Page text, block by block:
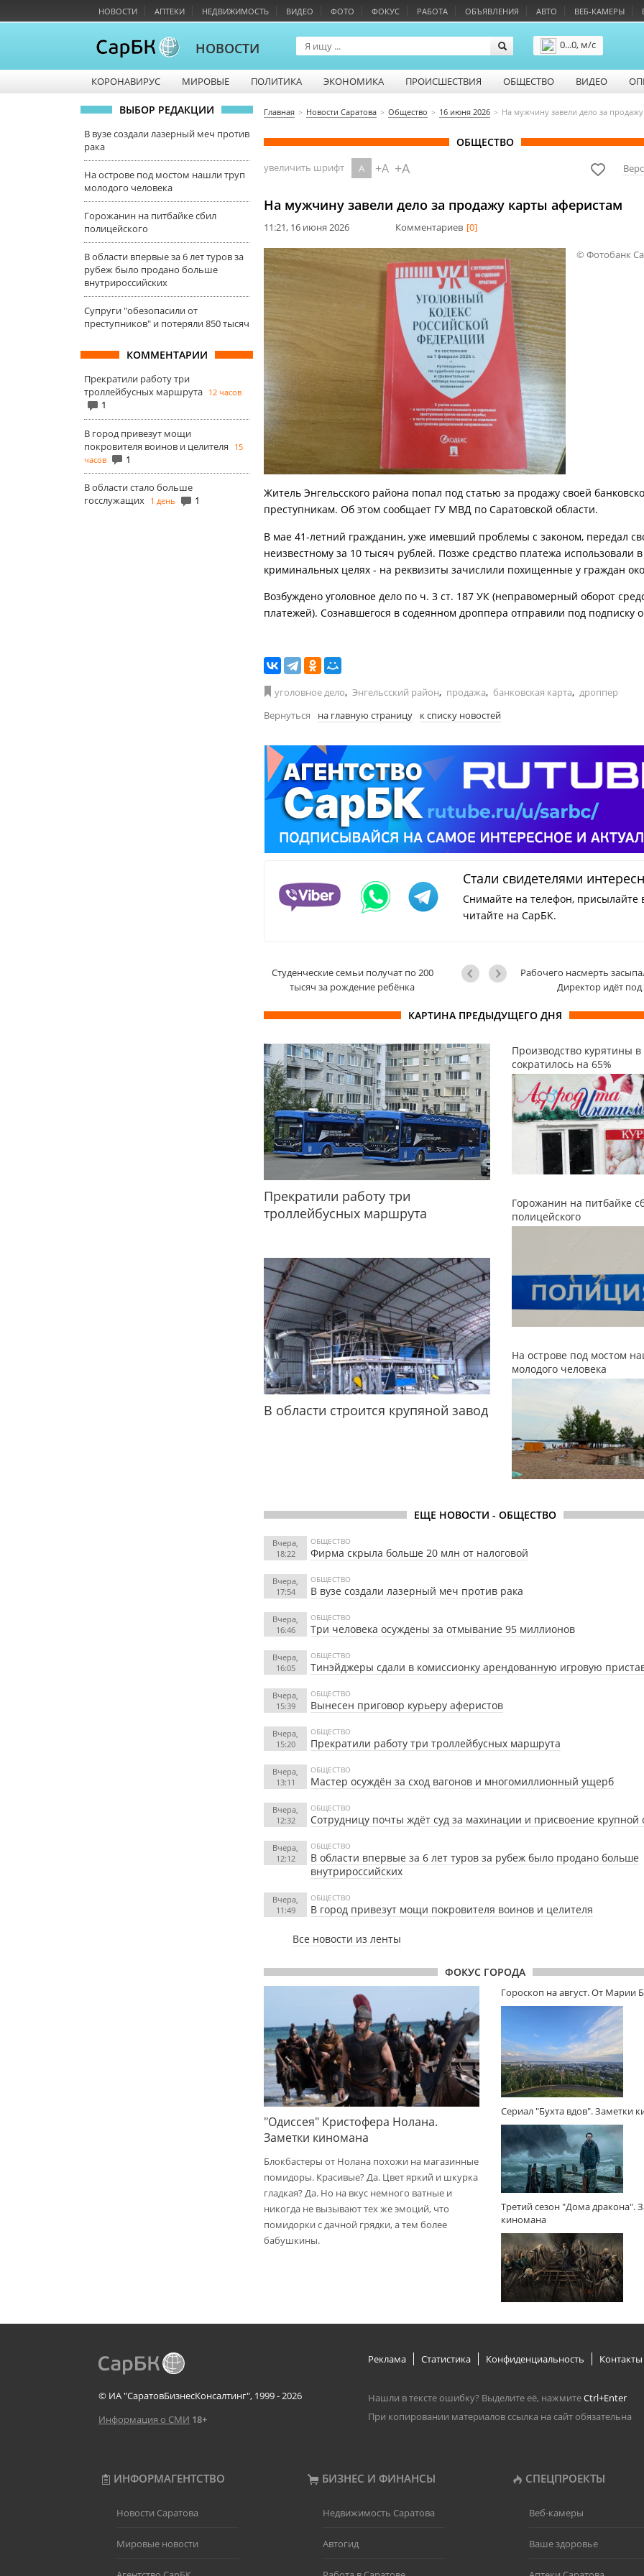
НОВОСТИ АПТЕКИ НЕДВИЖИМОСТЬ ВИДЕО ФОТО ФОКУС РАБОТА ОБЪЯВЛЕНИЯ АВТО ВЕБ-КАМЕРЫ
НОВОСТИ
0...0, м/с
КОРОНАВИРУС МИРОВЫЕ ПОЛИТИКА ЭКОНОМИКА ПРОИСШЕСТВИЯ ОБЩЕСТВО ВИДЕО
ВЫБОР РЕДАКЦИИ
В вузе создали лазерный меч против
рака
На острове под мостом нашли труп
молодого человека
Горожанин на питбайке сбил
полицейского
В области впервые за 6 лет туров за
рубеж было продано больше
внутрироссийских
Супруги "обезопасили от
преступников" и потеряли 850 тысяч
КОММЕНТАРИИ
Прекратили работу три
троллейбусных маршрута 12 часов
1
В город привезут мощи
покровителя воинов и целителя
15
часов
1
В области стало больше
госслужащих 1 день 1
Главная Новости Саратова Общество 16 июня 2026 На мужчину завели дело за
ОБЩЕСТВО
увеличить шрифт A +A +A
На мужчину завели дело за продажу карты аферистам
11:21, 16 июня 2026 Комментариев [0]
© Фотобанк
Житель Энгельсского района попал под статью за продажу своей
преступникам. Об этом сообщает ГУ МВД по Саратовской области.
В мае 41-летний гражданин, уже имевший проблемы с законом, передал
неизвестному за 10 тысяч рублей. Позже средство платежа использовали в
криминальных целях - на реквизиты зачислили похищенные у граждан
Возбуждено уголовное дело по ч. 3 ст. 187 УК (неправомерный оборот
платежей). Сознавшегося в содеянном дроппера отправили под подписку
уголовное дело, Энгельсский район, продажа, банковская карта, дроппер
Вернуться
на главную страницу к списку новостей
Стали свидетелями
Снимайте на телефон, присылайте
читайте на СарБК.
Студенческие семьи получат по 200
тысяч за рождение ребёнка
Рабочего насмерть
Директор идёт под
КАРТИНА ПРЕДЫДУЩЕГО ДНЯ
Прекратили работу три
троллейбусных маршрута
В области строится крупяной завод
Производство курятины в
сократилось на 65%
Горожанин на питбайке
полицейского
На острове под мостом
молодого человека
ЕЩЕ НОВОСТИ - ОБЩЕСТВО
Вчера,
18:22
ОБЩЕСТВО
Фирма скрыла больше 20 млн от налоговой
Вчера,
17:54
ОБЩЕСТВО
В вузе создали лазерный меч против рака
Вчера,
16:46
ОБЩЕСТВО
Три человека осуждены за отмывание 95 миллионов
Вчера,
16:05
ОБЩЕСТВО
Тинэйджеры сдали в комиссионку арендованную игровую
Вчера,
15:39
ОБЩЕСТВО
Вынесен приговор курьеру аферистов
Вчера,
15:20
ОБЩЕСТВО
Прекратили работу три троллейбусных маршрута
Вчера,
13:11
ОБЩЕСТВО
Мастер осуждён за сход вагонов и многомиллионный ущерб
Вчера,
12:32
ОБЩЕСТВО
Сотрудницу почты ждёт суд за махинации и присвоение крупной
Вчера,
12:12
ОБЩЕСТВО
В области впервые за 6 лет туров за рубеж было продано больше
внутрироссийских
Вчера,
11:49
ОБЩЕСТВО
В город привезут мощи покровителя воинов и целителя
Все новости из ленты
ФОКУС ГОРОДА
"Одиссея" Кристофера Нолана.
Заметки киномана
Блокбастеры от Нолана похожи на магазинные
помидоры. Красивые? Да. Цвет яркий и шкурка
гладкая? Да. Но на вкус немного ватные и
никогда не вызывают тех же эмоций, что
помидорки с дачной грядки, а тем более
бабушкины.
Гороскоп на август. От Марии
Сериал "Бухта вдов". Заметки
Третий сезон "Дома дракона".
киномана
© ИА "СаратовБизнесКонсалтинг", 1999 - 2026
Информация о СМИ 18+
Реклама Статистика Конфиденциальность Контакты
Нашли в тексте ошибку? Выделите её, нажмитеCtrl+Enter
При копировании материалов ссылка на сайт обязательна
ИНФОРМАГЕНТСТВО БИЗНЕС И ФИНАНСЫ СПЕЦПРОЕКТЫ
Новости Саратова
Мировые новости
Недвижимость Саратова
Автогид
Веб-камеры
Ваше здоровье